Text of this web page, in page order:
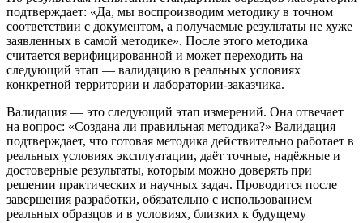
подтверждает: «Да, мы воспроизводим методику в точном
соответствии с документом, а получаемые результаты не хуже
заявленных в самой методике». После этого методика
считается верифицированной и может переходить на
следующий этап — валидацию в реальных условиях
конкретной территории и лаборатории-заказчика.
Валидация — это следующий этап измерений. Она отвечает
на вопрос: «Создана ли правильная методика?» Валидация
подтверждает, что готовая методика действительно работает в
реальных условиях эксплуатации, даёт точные, надёжные и
достоверные результаты, которым можно доверять при
решении практических и научных задач. Проводится после
завершения разработки, обязательно с использованием
реальных образцов и в условиях, близких к будущему